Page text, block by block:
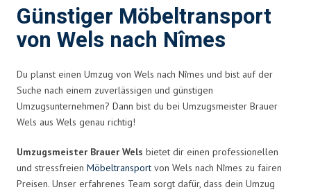
Günstiger Möbeltransport
von Wels nach Nîmes
Du planst einen Umzug von Wels nach Nîmes und bist auf der
Suche nach einem zuverlässigen und günstigen
Umzugsunternehmen? Dann bist du bei Umzugsmeister Brauer
Wels aus Wels genau richtig!
Umzugsmeister Brauer Wels bietet dir einen professionellen
und stressfreien Möbeltransport von Wels nach Nîmes zu fairen
Preisen. Unser erfahrenes Team sorgt dafür, dass dein Umzug